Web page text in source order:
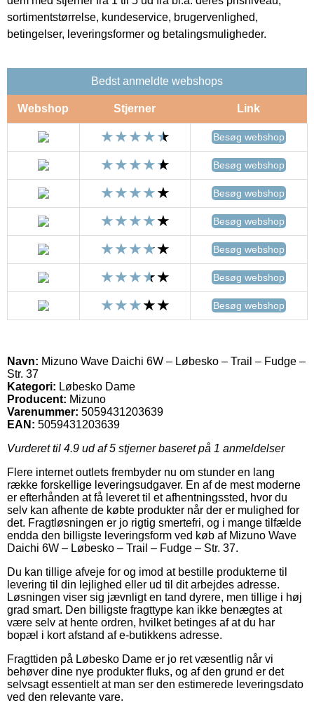
sortimentstørrelse, kundeservice, brugervenlighed,
betingelser, leveringsformer og betalingsmuligheder.
Bedst anmeldte webshops
Webshop Stjerner Link
Besøg webshop
Besøg webshop
Besøg webshop
Besøg webshop
Besøg webshop
Besøg webshop
Besøg webshop
Navn: Mizuno Wave Daichi 6W – Løbesko – Trail – Fudge –
Str. 37
Kategori: Løbesko Dame
Producent: Mizuno
Varenummer: 5059431203639
EAN: 5059431203639
Vurderet til 4.9 ud af 5 stjerner baseret på 1 anmeldelser
Flere internet outlets frembyder nu om stunder en lang
række forskellige leveringsudgaver. En af de mest moderne
er efterhånden at få leveret til et afhentningssted, hvor du
selv kan afhente de købte produkter når der er mulighed for
det. Fragtløsningen er jo rigtig smertefri, og i mange tilfælde
endda den billigste leveringsform ved køb af Mizuno Wave
Daichi 6W – Løbesko – Trail – Fudge – Str. 37.
Du kan tillige afveje for og imod at bestille produkterne til
levering til din lejlighed eller ud til dit arbejdes adresse.
Løsningen viser sig jævnligt en tand dyrere, men tillige i høj
grad smart. Den billigste fragttype kan ikke benægtes at
være selv at hente ordren, hvilket betinges af at du har
bopæl i kort afstand af e-butikkens adresse.
Fragttiden på Løbesko Dame er jo ret væsentlig når vi
behøver dine nye produkter fluks, og af den grund er det
selvsagt essentielt at man ser den estimerede leveringsdato
ved den relevante vare.